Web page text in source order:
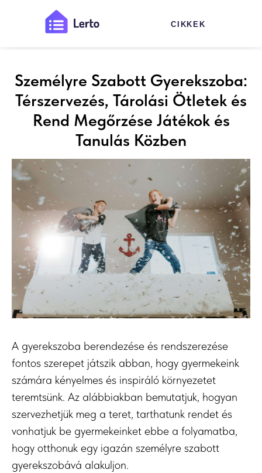
CIKKEK
Személyre Szabott Gyerekszoba:
Térszervezés, Tárolási Ötletek és
Rend Megőrzése Játékok és
Tanulás Közben
A gyerekszoba berendezése és rendszerezése
fontos szerepet játszik abban, hogy gyermekeink
számára kényelmes és inspiráló környezetet
teremtsünk. Az alábbiakban bemutatjuk, hogyan
szervezhetjük meg a teret, tarthatunk rendet és
vonhatjuk be gyermekeinket ebbe a folyamatba,
hogy otthonuk egy igazán személyre szabott
gyerekszobává alakuljon.